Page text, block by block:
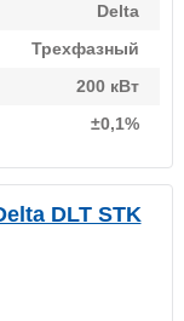
Delta
Трехфазный
200 кВт
±0,1%
DLT STK